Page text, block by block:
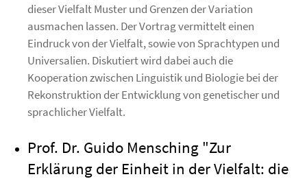
dieser Vielfalt Muster und Grenzen der Variation
ausmachen lassen. Der Vortrag vermittelt einen
Eindruck von der Vielfalt, sowie von Sprachtypen und
Universalien. Diskutiert wird dabei auch die
Kooperation zwischen Linguistik und Biologie bei der
Rekonstruktion der Entwicklung von genetischer und
sprachlicher Vielfalt.
Prof. Dr. Guido Mensching "Zur
Erklärung der Einheit in der Vielfalt: die